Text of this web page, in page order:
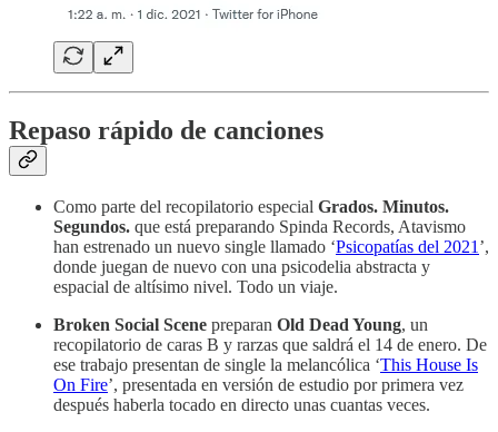
Repaso rápido de canciones
Como parte del recopilatorio especial Grados. Minutos.
Segundos. que está preparando Spinda Records, Atavismo
han estrenado un nuevo single llamado ‘Psicopatías del 2021’,
donde juegan de nuevo con una psicodelia abstracta y
espacial de altísimo nivel. Todo un viaje.
Broken Social Scene preparan Old Dead Young, un
recopilatorio de caras B y rarzas que saldrá el 14 de enero. De
ese trabajo presentan de single la melancólica ‘This House Is
On Fire’, presentada en versión de estudio por primera vez
después haberla tocado en directo unas cuantas veces.